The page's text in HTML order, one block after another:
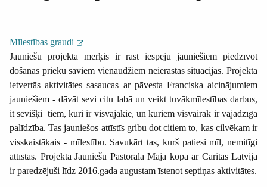
Mīlestības graudi
Jauniešu projekta mērķis ir rast iespēju jauniešiem piedzīvot
došanas prieku saviem vienaudžiem neierastās situācijās. Projektā
ietvertās aktivitātes sasaucas ar pāvesta Franciska aicinājumiem
jauniešiem - dāvāt sevi citu labā un veikt tuvākmīlestības darbus,
it sevišķi tiem, kuri ir visvājākie, un kuriem visvairāk ir vajadzīga
palīdzība. Tas jauniešos attīstīs gribu dot citiem to, kas cilvēkam ir
visskaistākais - mīlestību. Savukārt tas, kurš patiesi mīl, nemitīgi
attīstas. Projektā Jauniešu Pastorālā Māja kopā ar Caritas Latvijā
ir paredzējuši līdz 2016.gada augustam īstenot septiņas aktivitātes.